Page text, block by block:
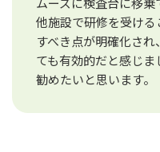
他施設で研修を受け
すべき点が明確化さ
ても有効的だと感じ
勧めたいと思います。